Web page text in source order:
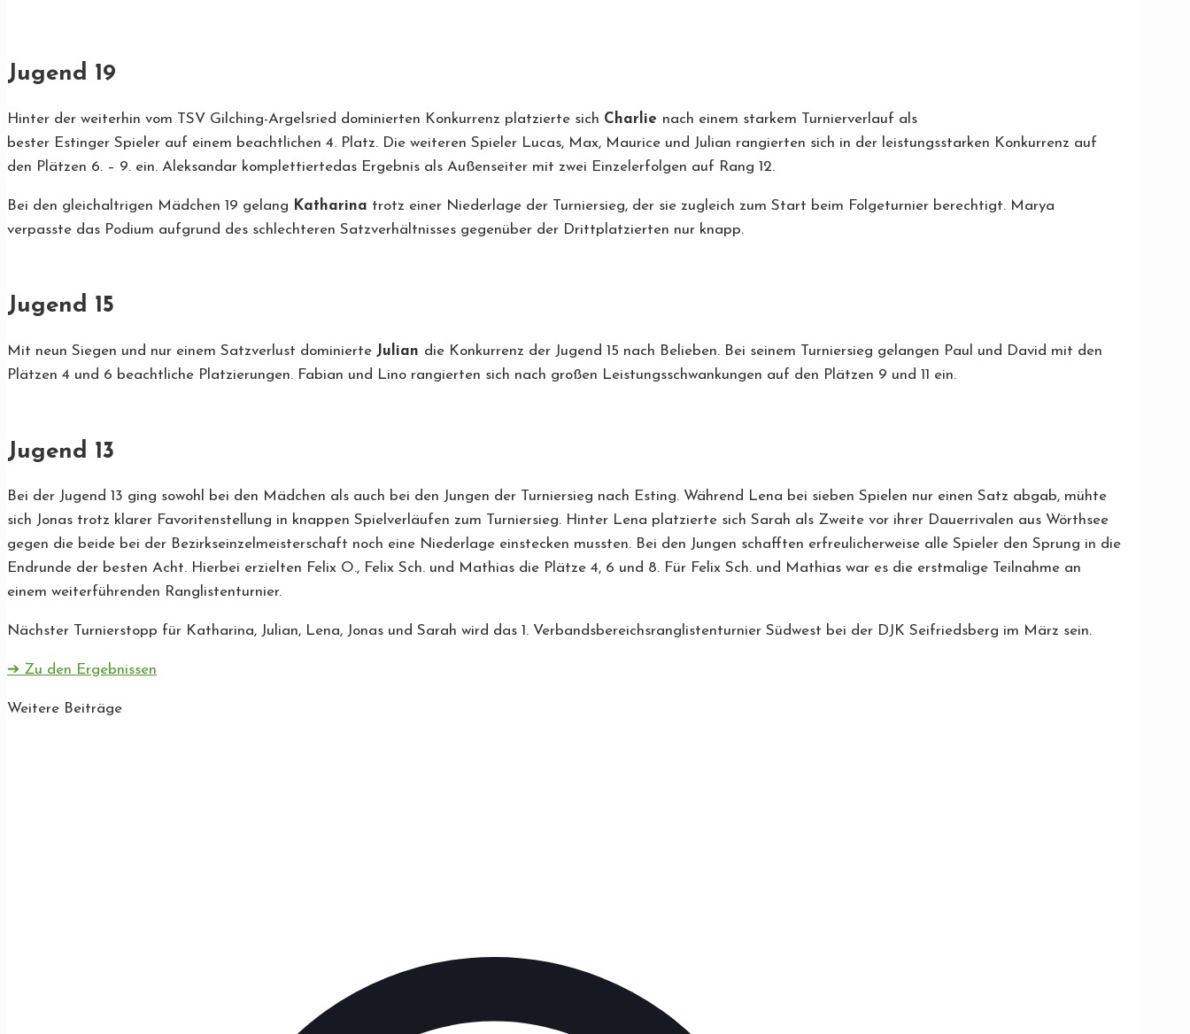
Jugend 19
Hinter der weiterhin vom TSV Gilching-Argelsried dominierten Konkurrenz platzierte sich Charlie nach einem starkem Turnierverlauf als
bester Estinger Spieler auf einem beachtlichen 4. Platz. Die weiteren Spieler Lucas, Max, Maurice und Julian rangierten sich in der leistungsstarken Konkurrenz auf
den Plätzen 6. – 9. ein. Aleksandar komplettiertedas Ergebnis als Außenseiter mit zwei Einzelerfolgen auf Rang 12.
Bei den gleichaltrigen Mädchen 19 gelang Katharina trotz einer Niederlage der Turniersieg, der sie zugleich zum Start beim Folgeturnier berechtigt. Marya
verpasste das Podium aufgrund des schlechteren Satzverhältnisses gegenüber der Drittplatzierten nur knapp.
Jugend 15
Mit neun Siegen und nur einem Satzverlust dominierte Julian die Konkurrenz der Jugend 15 nach Belieben. Bei seinem Turniersieg gelangen Paul und David mit den
Plätzen 4 und 6 beachtliche Platzierungen. Fabian und Lino rangierten sich nach großen Leistungsschwankungen auf den Plätzen 9 und 11 ein.
Jugend 13
Bei der Jugend 13 ging sowohl bei den Mädchen als auch bei den Jungen der Turniersieg nach Esting. Während Lena bei sieben Spielen nur einen Satz abgab, mühte
sich Jonas trotz klarer Favoritenstellung in knappen Spielverläufen zum Turniersieg. Hinter Lena platzierte sich Sarah als Zweite vor ihrer Dauerrivalen aus Wörthsee
gegen die beide bei der Bezirkseinzelmeisterschaft noch eine Niederlage einstecken mussten. Bei den Jungen schafften erfreulicherweise alle Spieler den Sprung in die
Endrunde der besten Acht. Hierbei erzielten Felix O., Felix Sch. und Mathias die Plätze 4, 6 und 8. Für Felix Sch. und Mathias war es die erstmalige Teilnahme an
einem weiterführenden Ranglistenturnier.
Nächster Turnierstopp für Katharina, Julian, Lena, Jonas und Sarah wird das 1. Verbandsbereichsranglistenturnier Südwest bei der DJK Seifriedsberg im März sein.
➔ Zu den Ergebnissen
Weitere Beiträge